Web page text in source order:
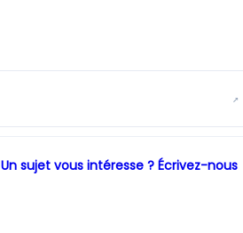
↗
Un sujet vous intéresse ? Écrivez-